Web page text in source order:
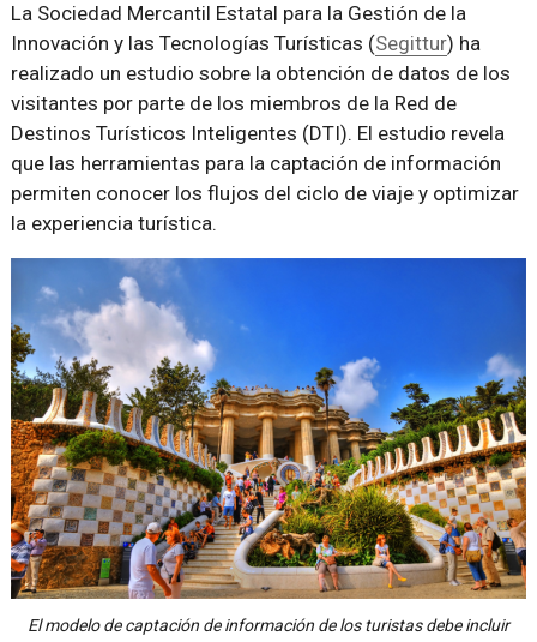
La Sociedad Mercantil Estatal para la Gestión de la
Innovación y las Tecnologías Turísticas (Segittur) ha
realizado un estudio sobre la obtención de datos de los
visitantes por parte de los miembros de la Red de
Destinos Turísticos Inteligentes (DTI). El estudio revela
que las herramientas para la captación de información
permiten conocer los flujos del ciclo de viaje y optimizar
la experiencia turística.
El modelo de captación de información de los turistas debe incluir